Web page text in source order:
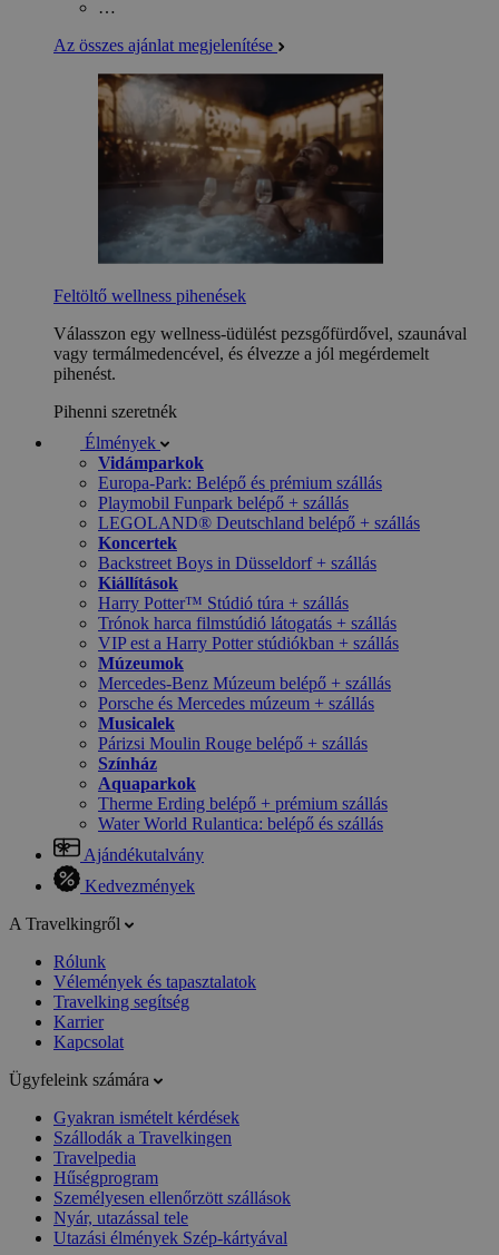
…
Az összes ajánlat megjelenítése
Feltöltő wellness pihenések
Válasszon egy wellness-üdülést pezsgőfürdővel, szaunával
vagy termálmedencével, és élvezze a jól megérdemelt
pihenést.
Pihenni szeretnék
Élmények
Vidámparkok
Europa-Park: Belépő és prémium szállás
Playmobil Funpark belépő + szállás
LEGOLAND® Deutschland belépő + szállás
Koncertek
Backstreet Boys in Düsseldorf + szállás
Kiállítások
Harry Potter™ Stúdió túra + szállás
Trónok harca filmstúdió látogatás + szállás
VIP est a Harry Potter stúdiókban + szállás
Múzeumok
Mercedes-Benz Múzeum belépő + szállás
Porsche és Mercedes múzeum + szállás
Musicalek
Párizsi Moulin Rouge belépő + szállás
Színház
Aquaparkok
Therme Erding belépő + prémium szállás
Water World Rulantica: belépő és szállás
Ajándékutalvány
Kedvezmények
A Travelkingről
Rólunk
Vélemények és tapasztalatok
Travelking segítség
Karrier
Kapcsolat
Ügyfeleink számára
Gyakran ismételt kérdések
Szállodák a Travelkingen
Travelpedia
Hűségprogram
Személyesen ellenőrzött szállások
Nyár, utazással tele
Utazási élmények Szép-kártyával